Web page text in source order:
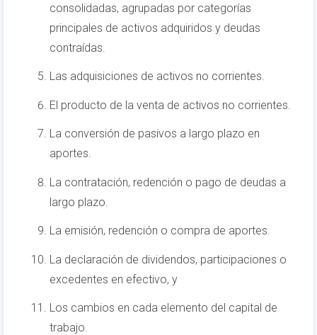
consolidadas, agrupadas por categorías
principales de activos adquiridos y deudas
contraídas.
Las adquisiciones de activos no corrientes.
El producto de la venta de activos no corrientes.
La conversión de pasivos a largo plazo en
aportes.
La contratación, redención o pago de deudas a
largo plazo.
La emisión, redención o compra de aportes.
La declaración de dividendos, participaciones o
excedentes en efectivo, y
Los cambios en cada elemento del capital de
trabajo.